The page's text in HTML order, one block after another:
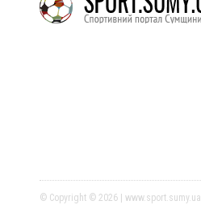
© Copyright © 2026 | www.sport.sumy.ua